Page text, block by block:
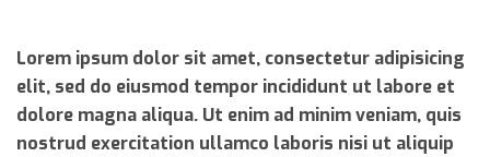
Lorem ipsum dolor sit amet, consectetur adipisicing
elit, sed do eiusmod tempor incididunt ut labore et
dolore magna aliqua. Ut enim ad minim veniam, quis
nostrud exercitation ullamco laboris nisi ut aliquip